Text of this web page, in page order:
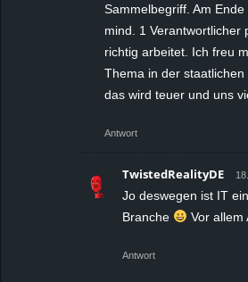
Sammelbegriff. Am
mind. 1 Verantwortlicher
richtig arbeitet. Ich freu
Thema in der staatlichen
das wird teuer und uns
Antwort
TwistedRealityDE
Jo deswegen ist IT
Branche
Vor allem
Antwort